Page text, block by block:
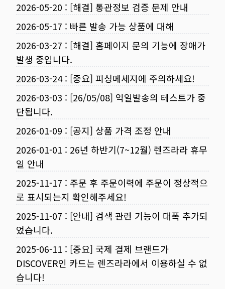
2026-05-20 : [해결] 통관정보 검증 문제 안내
2026-05-17 : 빠른 발송 가능 상품에 대해
2026-03-27 : [해결] 홈페이지 문의 기능에 장애가
발생 중입니다.
2026-03-24: [중요] 피싱메세지에 주의하세요!
2026-03-03 : [26/05/08] 익일발송의 테스트가 중
단됩니다.
2026-01-09 : [공지] 상품 가격 조정 안내
2026-01-01 : 26년 하반기(7~12월) 렌즈라라 휴무
일 안내
2025-11-17 : 주문 후 주문이력에 주문이 정상적으
로 표시되는지 확인해주세요!
2025-11-07 : [안내] 검색 관련 기능이 대폭 추가되
었습니다.
2025-06-11 : [중요] 국제 결제 브랜드가
DISCOVER인 카드는 렌즈라라에서 이용하실 수 없
습니다!